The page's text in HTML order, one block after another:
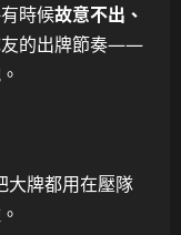
時候故意不出、
友的出牌節奏——
。
牌都用在壓隊